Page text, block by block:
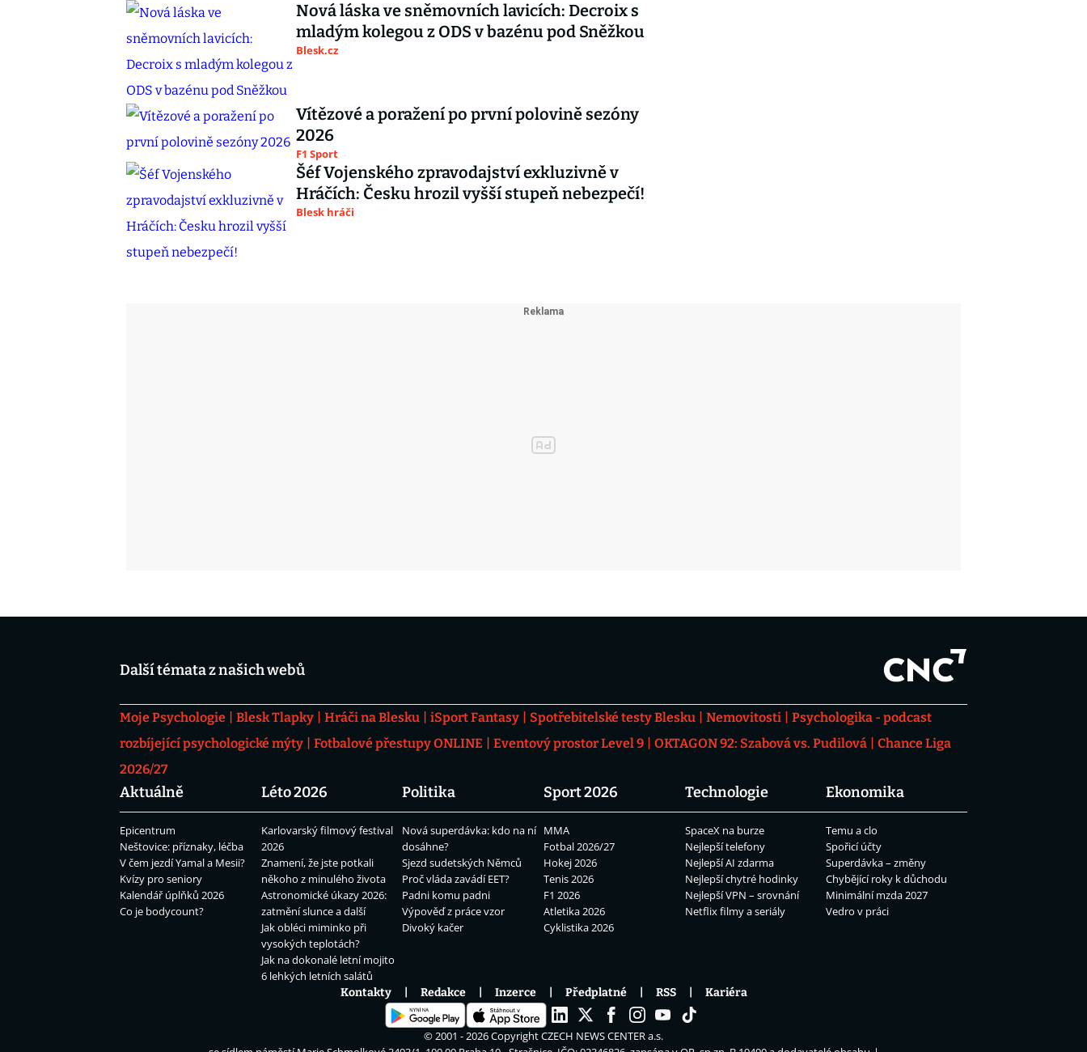
Nová láska ve sněmovních lavicích: Decroix s
mladým kolegou z ODS v bazénu pod Sněžkou
Blesk.cz
Vítězové a poražení po první polovině sezóny
2026
F1 Sport
Šéf Vojenského zpravodajství exkluzivně v
Hráčích: Česku hrozil vyšší stupeň nebezpečí!
Blesk hráči
Další témata z našich webů
Moje Psychologie Blesk Tlapky Hráči na Blesku iSport Fantasy Spotřebitelské testy Blesku Nemovitosti
Psychologika - podcast
rozbíjející psychologické mýty
Fotbalové přestupy ONLINE Eventový prostor Level 9 OKTAGON 92: Szabová vs. Pudilová
Chance Liga
2026/27
Aktuálně
Epicentrum
Neštovice: příznaky, léčba
V čem jezdí Yamal a Mesii?
Kvízy pro seniory
Kalendář úplňků 2026
Co je bodycount?
Léto 2026
Karlovarský filmový festival
2026
Znamení, že jste potkali
někoho z minulého života
Astronomické úkazy 2026:
zatmění slunce a další
Jak obléci miminko při
vysokých teplotách?
Jak na dokonalé letní mojito
6 lehkých letních salátů
Politika
Nová superdávka: kdo na ní
dosáhne?
Sjezd sudetských Němců
Proč vláda zavádí EET?
Padni komu padni
Výpověď z práce vzor
Divoký kačer
Sport 2026
MMA
Fotbal 2026/27
Hokej 2026
Tenis 2026
F1 2026
Atletika 2026
Cyklistika 2026
Technologie
SpaceX na burze
Nejlepší telefony
Nejlepší AI zdarma
Nejlepší chytré hodinky
Nejlepší VPN – srovnání
Netflix filmy a seriály
Ekonomika
Temu a clo
Spořicí účty
Superdávka – změny
Chybějící roky k důchodu
Minimální mzda 2027
Vedro v práci
Kontakty Redakce Inzerce Předplatné RSS Kariéra
© 2001 - 2026 CopyrightCZECH NEWS CENTER a.s.